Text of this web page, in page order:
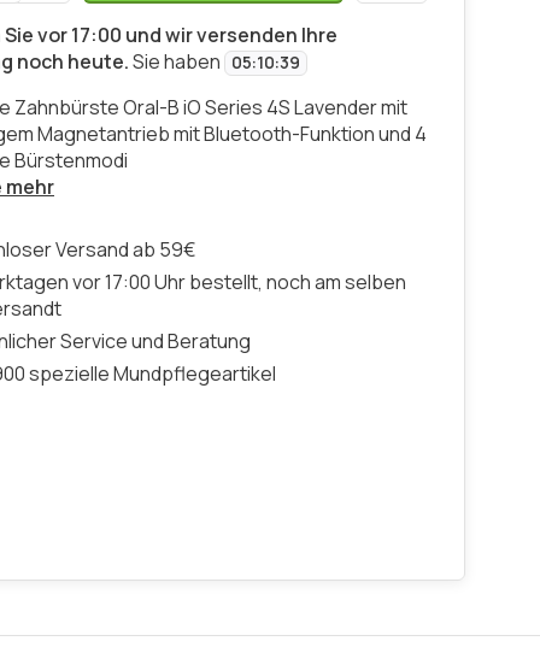
vor 17:00 und wir versenden Ihre
noch heute.Sie haben 05:10:38
Zahnbürste Oral-B iO Series 4S Lavender mit
Magnetantrieb mit Bluetooth-Funktion und 4
Bürstenmodi
mehr
Versand ab 59€
vor 17:00 Uhr bestellt, noch am selben
Service und Beratung
spezielle Mundpflegeartikel